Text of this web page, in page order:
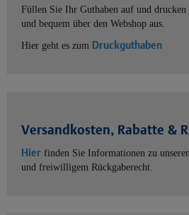
Füllen Sie Ihr Guthaben auf und
und bequem über den Webshop aus.
Hier geht es zum Druckguthaben
Versandkosten, Rabatte &
Hier finden Sie Informationen zu
und freiwilligem Rückgaberecht.